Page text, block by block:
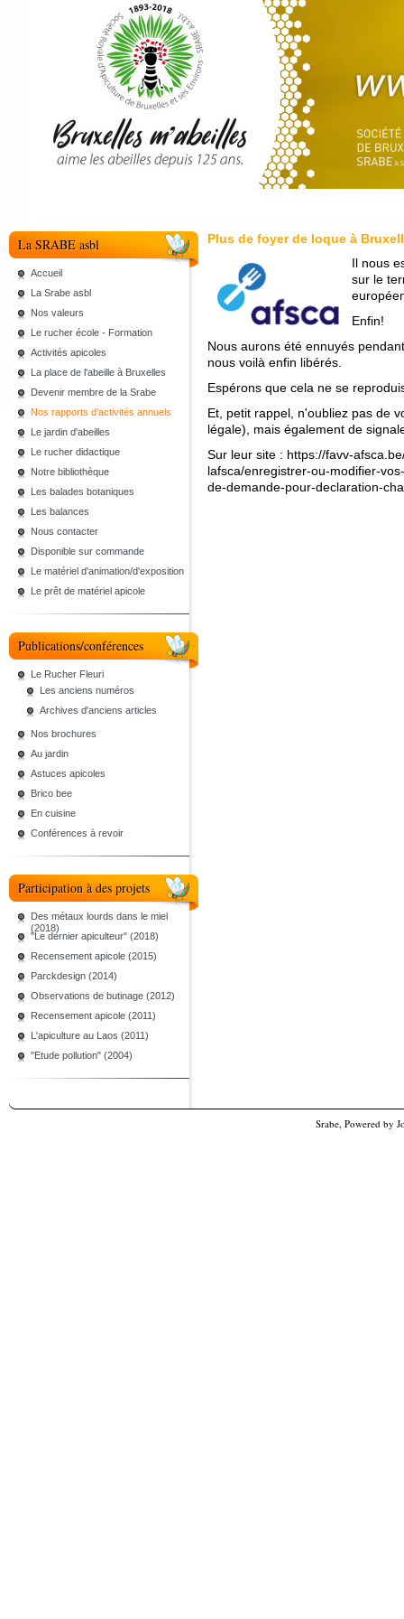
La SRABE asbl
Accueil
La Srabe asbl
Nos valeurs
Le rucher école - Formation
Activités apicoles
La place de l'abeille à Bruxelles
Devenir membre de la Srabe
Nos rapports d'activités annuels
Le jardin d'abeilles
Le rucher didactique
Notre bibliothèque
Les balades botaniques
Les balances
Nous contacter
Disponible sur commande
Le matériel d'animation/d'exposition
Le prêt de matériel apicole
Publications/conférences
Le Rucher Fleuri
Les anciens numéros
Archives d'anciens articles
Nos brochures
Au jardin
Astuces apicoles
Brico bee
En cuisine
Conférences à revoir
Participation à des projets
Des métaux lourds dans le miel
(2018)
"Le dernier apiculteur" (2018)
Recensement apicole (2015)
Parckdesign (2014)
Observations de butinage (2012)
Recensement apicole (2011)
L'apiculture au Laos (2011)
"Etude pollution" (2004)
Plus de foyer de loque à
Il nous
sur le
Enfin!
Nous aurons été ennuyés
nous voilà enfin libérés.
Espérons que cela ne se
Et, petit rappel, n'oubliez pas de
légale), mais également de
Sur leur site : https://favv-
lafsca/enregistrer-ou-modifier-
de-demande-pour-declaration-
Srabe, Powered by